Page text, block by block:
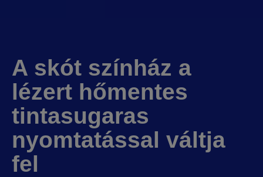
A skót színház a
lézert hőmentes
tintasugaras
nyomtatással váltja
fel